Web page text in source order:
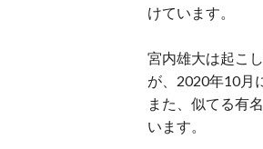
けています。
宮内雄大は起こ
が、2020年10月
また、似てる有
います。